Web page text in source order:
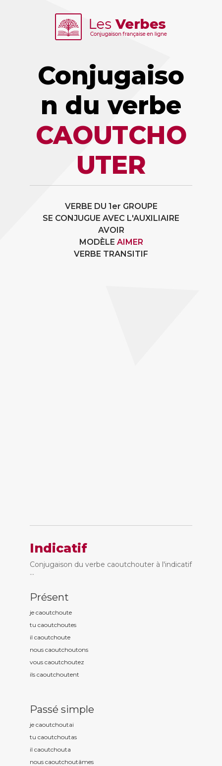
Conjugaiso
n du verbe
CAOUTCHO
UTER
VERBE DU 1er GROUPE
SE CONJUGUE AVEC L'AUXILIAIRE
AVOIR
MODÈLE AIMER
VERBE TRANSITIF
Indicatif
Conjugaison du verbe caoutchouter à l'indicatif
...
Présent
je caoutchoute
tu caoutchoutes
il caoutchoute
nous caoutchoutons
vous caoutchoutez
ils caoutchoutent
Passé simple
je caoutchoutai
tu caoutchoutas
il caoutchouta
nous caoutchoutâmes